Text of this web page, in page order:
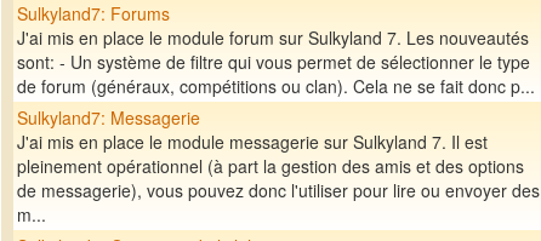
Sulkyland7: Forums
J'ai mis en place le module forum sur Sulkyland 7. Les nouveautés
sont: - Un système de filtre qui vous permet de sélectionner le type
de forum (généraux, compétitions ou clan). Cela ne se fait donc p...
Sulkyland7: Messagerie
J'ai mis en place le module messagerie sur Sulkyland 7. Il est
pleinement opérationnel (à part la gestion des amis et des options
de messagerie), vous pouvez donc l'utiliser pour lire ou envoyer des
m...